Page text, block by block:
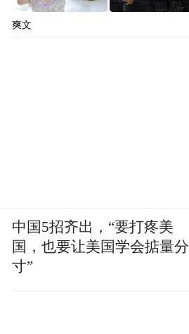
爽文
中国5招齐出，“要打疼美
国，也要让美国学会掂量分
寸”